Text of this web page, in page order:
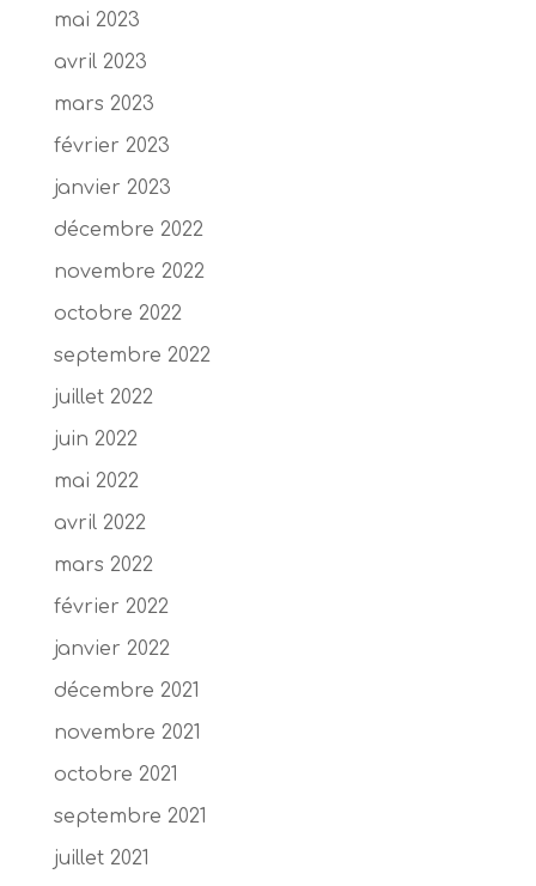
mai 2023
avril 2023
mars 2023
février 2023
janvier 2023
décembre 2022
novembre 2022
octobre 2022
septembre 2022
juillet 2022
juin 2022
mai 2022
avril 2022
mars 2022
février 2022
janvier 2022
décembre 2021
novembre 2021
octobre 2021
septembre 2021
juillet 2021